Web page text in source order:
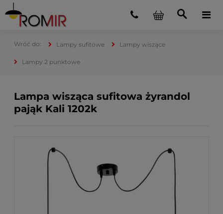
Lampy sufitowe Lampy wiszące
Lampy 2 punktowe
Lampa wisząca sufitowa żyrandol
pająk Kali 1202k